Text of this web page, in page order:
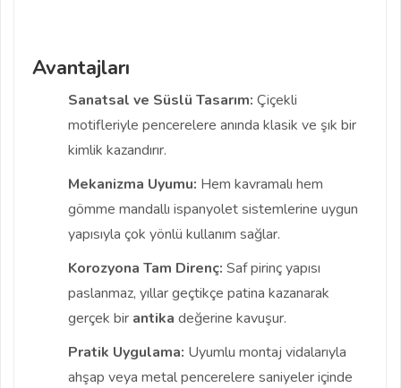
Avantajları
Sanatsal ve Süslü Tasarım: Çiçekli
motifleriyle pencerelere anında klasik ve şık bir
kimlik kazandırır.
Mekanizma Uyumu: Hem kavramalı hem
gömme mandallı ispanyolet sistemlerine uygun
yapısıyla çok yönlü kullanım sağlar.
Korozyona Tam Direnç: Saf pirinç yapısı
paslanmaz, yıllar geçtikçe patina kazanarak
gerçek bir antika değerine kavuşur.
Pratik Uygulama: Uyumlu montaj vidalarıyla
ahşap veya metal pencerelere saniyeler içinde